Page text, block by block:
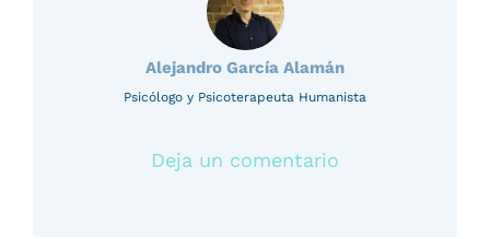
Alejandro García Alamán
Psicólogo y Psicoterapeuta Humanista
Deja un comentario